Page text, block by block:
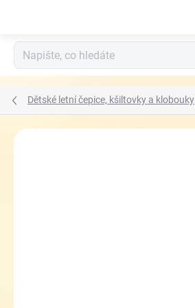
Dětské letní čepice, kšiltovky a klobouky